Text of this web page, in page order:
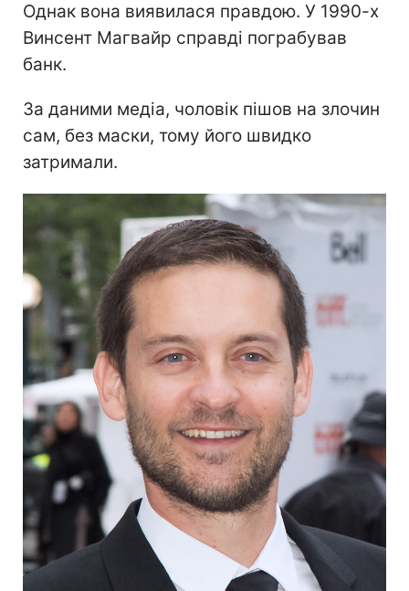
Однак вона виявилася правдою. У 1990-х
Винсент Магвайр справді пограбував
банк.
За даними медіа, чоловік пішов на злочин
сам, без маски, тому його швидко
затримали.